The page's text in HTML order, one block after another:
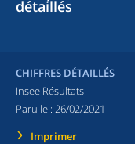
détaillés
CHIFFRES DÉTAILLÉS
Insee Résultats
Paru le : 26/02/2021
Imprimer